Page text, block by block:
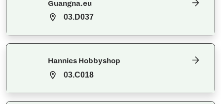
Guangna.eu
03.D037
Hannies Hobbyshop
03.C018